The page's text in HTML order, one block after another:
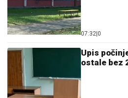
07:32 0
Upis
ostale bez